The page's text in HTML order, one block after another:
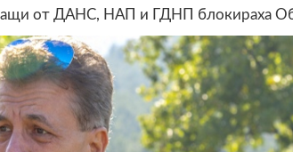
от ДАНС, НАП и ГДНП блокираха